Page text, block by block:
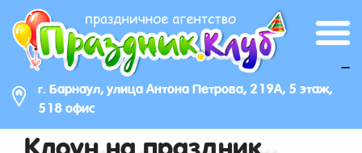
г. Барнаул, улица Антона Петрова, 219А, 5 этаж,
518 офис
_